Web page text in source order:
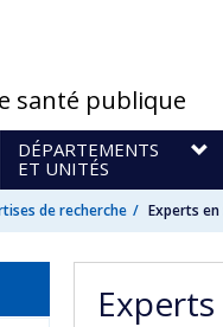
santé publique
DÉPARTEMENTS
ET UNITÉS
de recherche Experts